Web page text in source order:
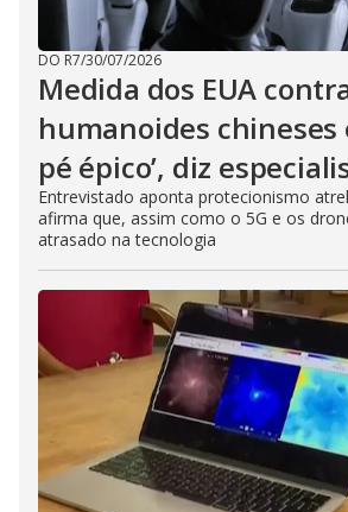
DO R7/30/07/2026
Medida dos EUA
humanoides chineses
pé épico’, diz
Entrevistado aponta protecionismo
afirma que, assim como o 5G e os
atrasado na tecnologia